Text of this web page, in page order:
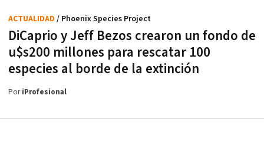
DiCaprio y Jeff Bezos crearon un fondo de
u$s200 millones para rescatar 100
especies al borde de la extinción
ACTUALIDAD / Phoenix Species Project
PoriProfesional